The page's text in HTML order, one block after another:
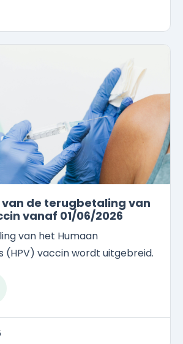
de terugbetaling van
vanaf 01/06/2026
van het Humaan
(HPV) vaccin wordt uitgebreid.